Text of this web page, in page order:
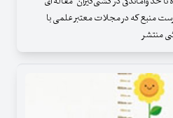
با 26 عنوان فهرست منبع که در مجلات معتبر علمی با
منتشر